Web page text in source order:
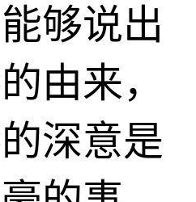
够说出
由来，
深意是